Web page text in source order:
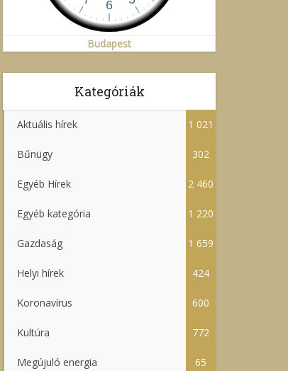
Budapest
Kategóriák
Aktuális hírek 1 021
Bűnügy 302
Egyéb Hírek 2 460
Egyéb kategória 1 220
Gazdaság 1 659
Helyi hírek 424
Koronavírus 600
Kultúra 772
Megújuló energia 65